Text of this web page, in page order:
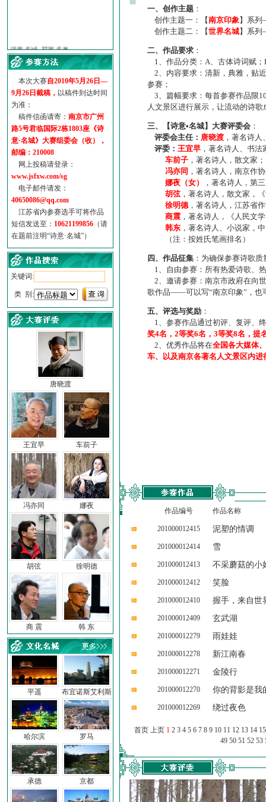
·【诗意·名城】地铁展示作...
诗意名城·地铁时间
参赛作品多达5000多首
“诗意·名城”晒诗会
特别通知--致广大诗词爱好...
本次大赛自2010年5月26日—
9月26日截稿， 以稿件到达时间
为准：
稿件信函请寄： 南京市广州
路5号君临国际2栋1803座《诗
意·名城》大赛组委会（收），
邮编：210008
网上投稿请登录：
www.jsfxw.com/sg
电子邮件请发：
40650086@qq.com
江苏省内参赛选手可将作品
短信发送至： 10621199856 （请
在题前注明“诗意·名城”）
关键词:
类 别:
唐晓渡
王宜早 车前子
冯亦同 娜夜
胡弦 徐明德
商 震 韩 东
平遥
哈尔滨
承德
布宜诺斯艾利斯
罗马
京都
一、创作主题 ：
创作主题一：【南京印象】系
创作主题二：【世界名城】系
二、作品要求 ：
1、作品分类：A、古体诗词赋；
2、内容要求：清新，典雅，贴
参赛；
3、篇幅要求：每首参赛作品限
人文景区进行展示，让流动的诗
三、【诗意•名城】大赛评委会 ：
评委会主任： 唐晓渡 ，著名诗
评委： 王宜早 ，著名诗人、书
车前子 ，著名诗人，散文家；
冯亦同 ，著名诗人，南京作
娜夜（女）
，著名诗人，第
胡弦，著名诗人，散文家，
徐明德，著名诗人，江苏省
商震 ，著名诗人，《人民文
韩东 ，著名诗人、小说家，
（注：按姓氏笔画排名）
四、作品征集 ：为确保参赛诗歌
1、自由参赛：所有热爱诗歌、
2、邀请参赛：南京市政府在向
歌作品——可以写“南京印象”，也
五、评选与奖励 ：
1、参赛作品通过初评、复评、
奖4名，2等奖6名，3等奖8名，提
2、优秀作品将在全国各大媒体
车、以及南京各著名人文景区内进
作品编号 作品名称
201000012415 泥塑的情调
201000012414 雪
201000012413 不采蘑菇的小
201000012412 笑脸
201000012410 握手，来自世
201000012409 玄武湖
201000012279 雨娃娃
201000012278 新江南春
201000012271 金陵行
201000012270 你的背影是我
201000012269 绕过夜色
首页 上页 1 2 3 4 5 6 7 8 9 10 11 12 13 14 15
49 50 51 52 53